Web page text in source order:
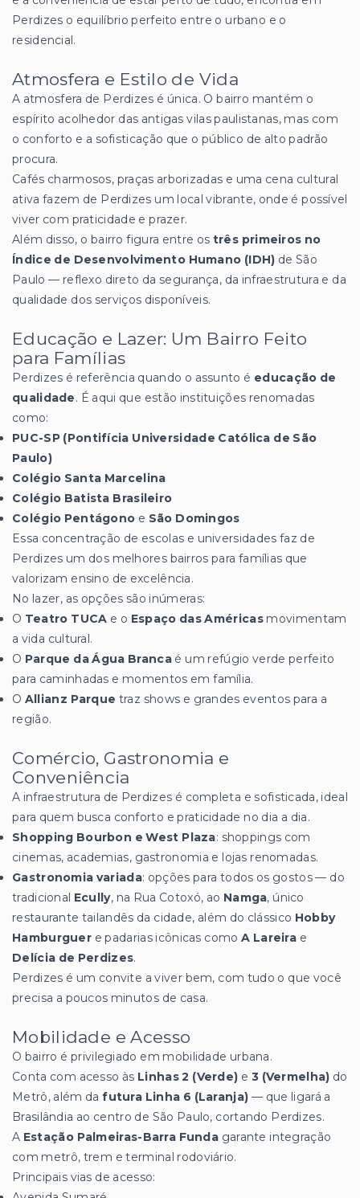
Perdizes o equilíbrio perfeito entre o urbano e o
residencial.
Atmosfera e Estilo de Vida
A atmosfera de Perdizes é única. O bairro mantém o
espírito acolhedor das antigas vilas paulistanas, mas com
o conforto e a sofisticação que o público de alto padrão
procura.
Cafés charmosos, praças arborizadas e uma cena cultural
ativa fazem de Perdizes um local vibrante, onde é possível
viver com praticidade e prazer.
Além disso, o bairro figura entre os três primeiros no
Índice de Desenvolvimento Humano (IDH) de São
Paulo — reflexo direto da segurança, da infraestrutura e da
qualidade dos serviços disponíveis.
Educação e Lazer: Um Bairro Feito
para Famílias
Perdizes é referência quando o assunto é educação de
qualidade. É aqui que estão instituições renomadas
como:
PUC-SP (Pontifícia Universidade Católica de São
Paulo)
Colégio Santa Marcelina
Colégio Batista Brasileiro
Colégio Pentágono e São Domingos
Essa concentração de escolas e universidades faz de
Perdizes um dos melhores bairros para famílias que
valorizam ensino de excelência.
No lazer, as opções são inúmeras:
O Teatro TUCA e o Espaço das Américasmovimentam
a vida cultural.
O Parque da Água Brancaé um refúgio verde perfeito
para caminhadas e momentos em família.
O Allianz Parque traz shows e grandes eventos para a
região.
Comércio, Gastronomia e
Conveniência
A infraestrutura de Perdizes é completa e sofisticada, ideal
para quem busca conforto e praticidade no dia a dia.
Shopping Bourbon e West Plaza: shoppings com
cinemas, academias, gastronomia e lojas renomadas.
Gastronomia variada: opções para todos os gostos — do
tradicional Ecully, na Rua Cotoxó, ao Namga, único
restaurante tailandês da cidade, além do clássico Hobby
Hamburguer e padarias icônicas comoA Lareira e
Delícia de Perdizes.
Perdizes é um convite a viver bem, com tudo o que você
precisa a poucos minutos de casa.
Mobilidade e Acesso
O bairro é privilegiado em mobilidade urbana.
Conta com acesso às Linhas 2 (Verde) e 3 (Vermelha) do
Metrô, além dafutura Linha 6 (Laranja) — que ligará a
Brasilândia ao centro de São Paulo, cortando Perdizes.
A Estação Palmeiras-Barra Funda garante integração
com metrô, trem e terminal rodoviário.
Principais vias de acesso: